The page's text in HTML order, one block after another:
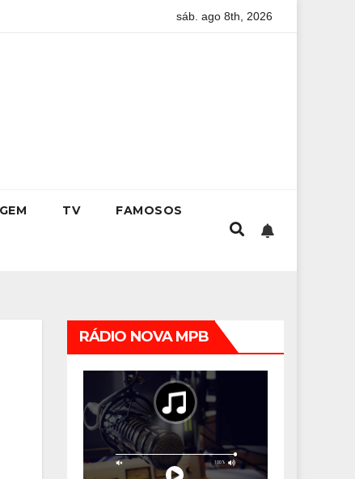
a vaga na universidade Kristhel Byancco
sáb. ago 8th, 2026
TV FAMOSOS
RÁDIO NOVA MPB